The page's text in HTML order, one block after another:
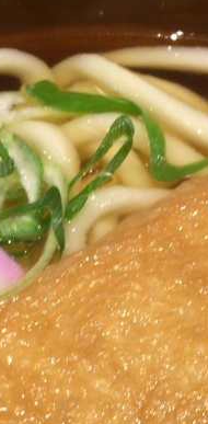
メ
イ